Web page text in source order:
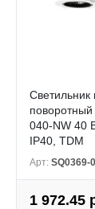
Светильник
040-NW 40
IP40, TDM
Арт: SQ0369-
1 972.45